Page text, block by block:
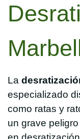
La
especializado
como ratas y
un grave